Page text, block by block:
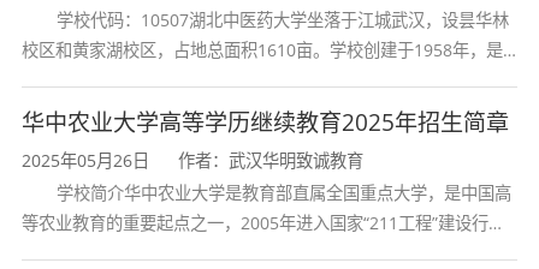
四、学制与学习形式
学制：5年
学习形式：非脱产（采用网络课程学习与线
下面授相结合的方式，学生可根据自身实际灵活
学校代码：10507湖北中医药大学坐落于江城武汉，设昙华林
校区和黄家湖校区，占地总面积1610亩。学校创建于1958年，是
育和最早开办中医研究
华中农业大学高等学历继续教育2025年招生简章
2025年05月26日
作者：武汉华明致诚教育
学校简介华中农业大学是教育部直属全国重点大学，是中国高
等农业教育的重要起点之一，2005年进入国家“211工程”建设行